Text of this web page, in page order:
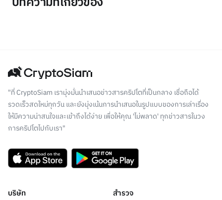
"ที่ CryptoSiam เรามุ่งมั่นนำเสนอข่าวสารคริปโตที่เป็นกลาง เชื่อถือได้
รวดเร็วสดใหม่ทุกวัน และยังมุ่งเน้นการนำเสนอในรูปแบบของการเล่าเรื่อง
ให้มีความน่าสนใจและเข้าถึงได้ง่าย เพื่อให้คุณ 'ไม่พลาด' ทุกข่าวสารในวง
การคริปโตไปกับเรา"
บริษัท สำรวจ